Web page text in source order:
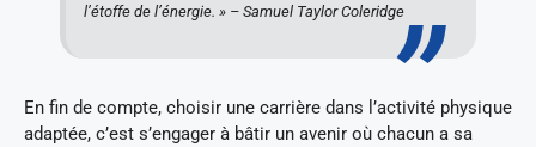
l’étoffe de l’énergie. » – Samuel Taylor Coleridge
En fin de compte, choisir une carrière dans l’activité physique
adaptée, c’est s’engager à bâtir un avenir où chacun a sa